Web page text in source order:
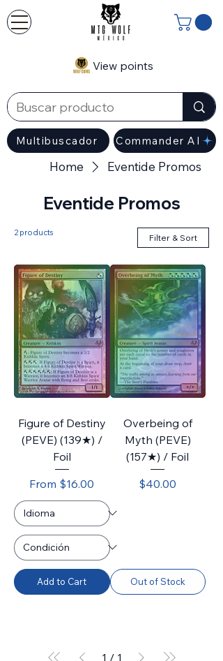
Multibuscador
View points
Commander AI
Home Eventide Promos
Eventide Promos
2 products Filter & Sort
Figure of Destiny
(PEVE) (139★) /
Foil
From $16.00
Sale Price
Add to Cart
Overbeing of
Myth (PEVE)
(157★) / Foil
Price
$40.00
Out of Stock
1 / 1